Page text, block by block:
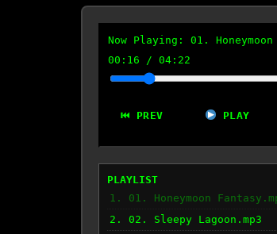
Now Playing: 01.
00:17 / 04:22
⏮ PREV PLAY
PLAYLIST
1. 01. Honeymoon
2. 02. Sleepy Lagoon.mp3